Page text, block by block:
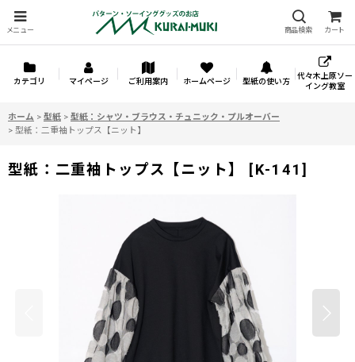
メニュー 商品検索 カート
カテゴリ マイページ ご利用案内 ホームページ 型紙の使い方
代々木上原ソー
イング教室
ホーム > 型紙 > 型紙：シャツ・ブラウス・チュニック・プルオーバー
> 型紙：二重袖トップス【ニット】
型紙：二重袖トップス【ニット】 [K-141]